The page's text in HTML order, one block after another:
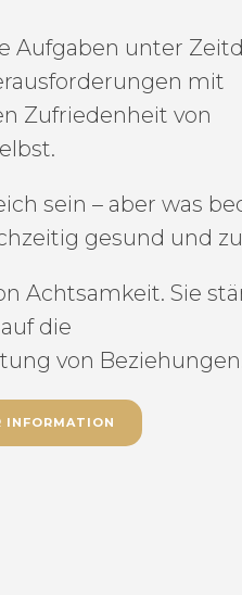
Aufgaben unter
mit
Zufriedenheit von
sein – aber was
gesund und
Achtsamkeit. Sie
die
von
INFORMATION